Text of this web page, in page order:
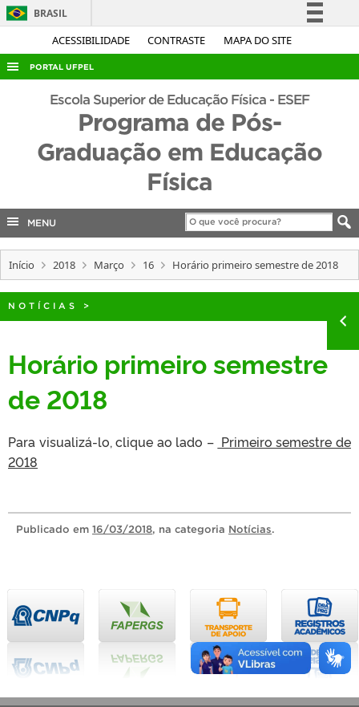
ACESSIBILIDADE CONTRASTE MAPA DO SITE
BRASIL
Simplifique!
Acesso à informação
Legislação
Canais
PORTAL UFPEL
ACESSO À INFORMAÇÃO
COBALTO
Escola Superior de Educação Física - ESEF
Programa de Pós-
Graduação em Educação
Física
MENU
Início 2018 Março 16 Horário primeiro semestre de 2018
NOTÍCIAS >
Horário primeiro semestre
de 2018
Para visualizá-lo, clique ao lado – Primeiro semestre de
2018
Publicado em 16/03/2018, na categoria Notícias.